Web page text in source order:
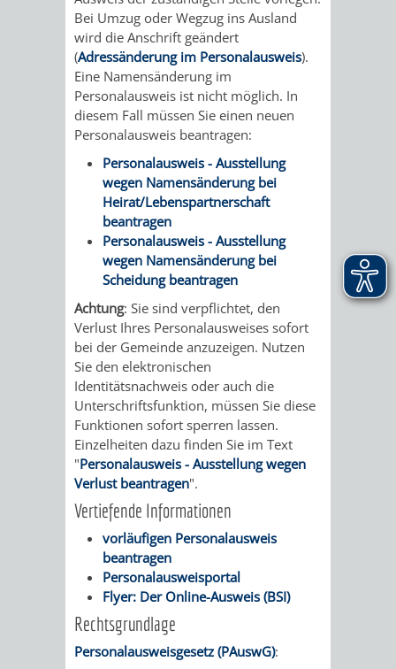
Bei Umzug oder Wegzug ins Ausland
wird die Anschrift geändert
(Adressänderung im Personalausweis).
Eine Namensänderung im
Personalausweis ist nicht möglich. In
diesem Fall müssen Sie einen neuen
Personalausweis beantragen:
Personalausweis - Ausstellung
wegen Namensänderung bei
Heirat/Lebenspartnerschaft
beantragen
Personalausweis - Ausstellung
wegen Namensänderung bei
Scheidung beantragen
Achtung: Sie sind verpflichtet, den
Verlust Ihres Personalausweises sofort
bei der Gemeinde anzuzeigen. Nutzen
Sie den elektronischen
Identitätsnachweis oder auch die
Unterschriftsfunktion, müssen Sie diese
Funktionen sofort sperren lassen.
Einzelheiten dazu finden Sie im Text
"Personalausweis - Ausstellung wegen
Verlust beantragen".
Vertiefende Informationen
vorläufigen Personalausweis
beantragen
Personalausweisportal
Flyer: Der Online-Ausweis (BSI)
Rechtsgrundlage
Personalausweisgesetz (PAuswG):